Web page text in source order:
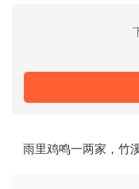
雨里鸡鸣一两家，竹